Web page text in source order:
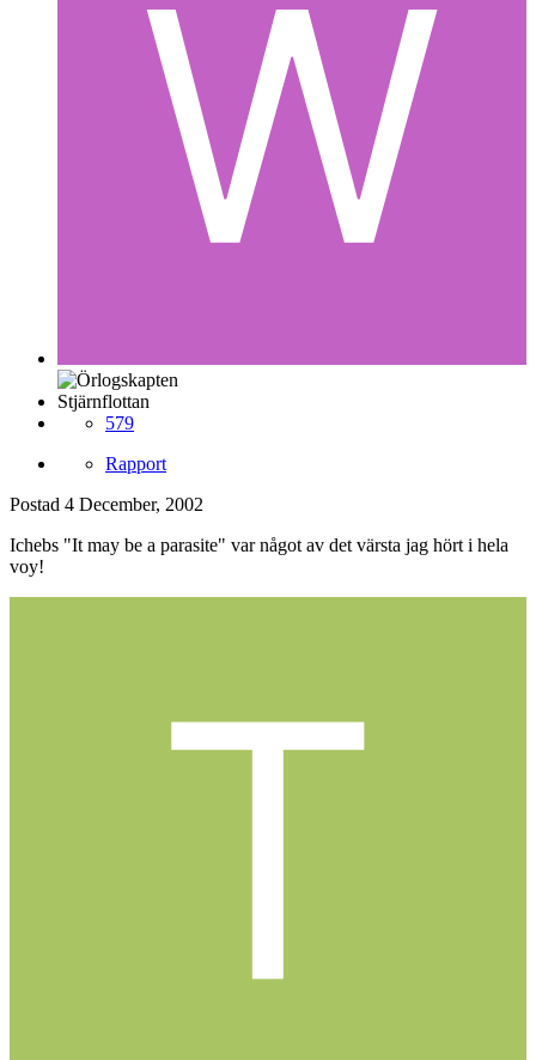
Stjärnflottan
579
Rapport
Postad 4 December, 2002
Ichebs "It may be a parasite" var något av det värsta jag hört i hela
voy!